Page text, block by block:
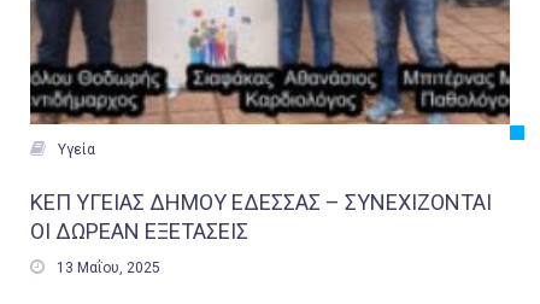
 Υγεία
ΚΕΠ ΥΓΕΙΑΣ ΔΗΜΟΥ ΕΔΕΣΣΑΣ – ΣΥΝΕΧΙΖΟΝΤΑΙ
ΟΙ ΔΩΡΕΑΝ ΕΞΕΤΑΣΕΙΣ
 13 Μαΐου, 2025